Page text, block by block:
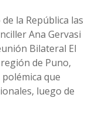
la República las
Ana Gervasi
Bilateral El
de Puno,
que
luego de